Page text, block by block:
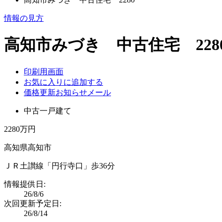
情報の見方
高知市みづき 中古住宅
印刷用画面
お気に入りに追加する
価格更新お知らせメール
中古一戸建て
2280万円
高知県高知市
ＪＲ土讃線「円行寺口」歩36分
情報提供日:
26/8/6
次回更新予定日:
26/8/14